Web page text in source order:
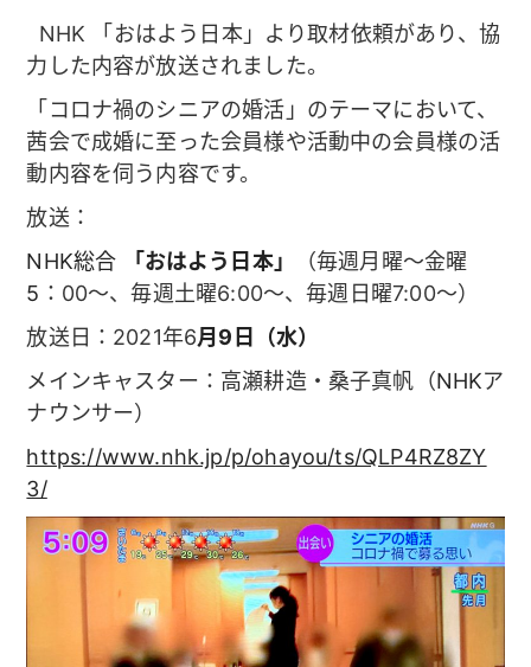
NHK 「おはよう日本」より取材依頼があり、協
力した内容が放送されました。
「コロナ禍のシニアの婚活」のテーマにおいて、
茜会で成婚に至った会員様や活動中の会員様の活
動内容を伺う内容です。
放送：
NHK総合
「おはよう日本」
（毎週月曜～金曜
5 ：00～、毎週土曜6:00～、毎週日曜7:00～）
放送日：2021年6月9 日（水）
メインキャスター：高瀬耕造・桑子真帆（NHKア
ナウンサー）
https://www.nhk.jp/p/ohayou/ts/QLP4RZ8ZY
3/